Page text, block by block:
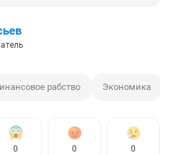
рабство Экономика
0 0 0